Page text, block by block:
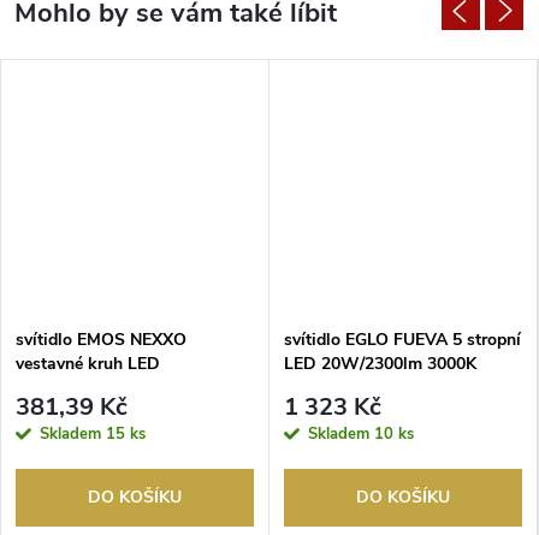
svítidlo EMOS NEXXO
vestavné kruh LED
IP40/IP20 bílá
381,39 Kč
Skladem 15 ks
DO KOŠÍKU
svítidlo EGLO FUEVA 5 stropní
LED 20W/2300lm 3000K
1 323 Kč
Skladem 10 ks
DO KOŠÍKU